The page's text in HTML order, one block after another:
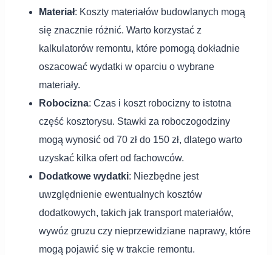
Materiał: Koszty materiałów budowlanych mogą
się znacznie różnić. Warto korzystać z
kalkulatorów remontu, które pomogą dokładnie
oszacować wydatki w oparciu o wybrane
materiały.
Robocizna: Czas i koszt robocizny to istotna
część kosztorysu. Stawki za roboczogodziny
mogą wynosić od 70 zł do 150 zł, dlatego warto
uzyskać kilka ofert od fachowców.
Dodatkowe wydatki: Niezbędne jest
uwzględnienie ewentualnych kosztów
dodatkowych, takich jak transport materiałów,
wywóz gruzu czy nieprzewidziane naprawy, które
mogą pojawić się w trakcie remontu.